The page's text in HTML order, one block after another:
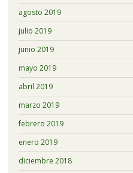
agosto 2019
julio 2019
junio 2019
mayo 2019
abril 2019
marzo 2019
febrero 2019
enero 2019
diciembre 2018